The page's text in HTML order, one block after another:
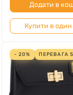
Додати в
Купити в один
- 20% ПЕРЕВАГА